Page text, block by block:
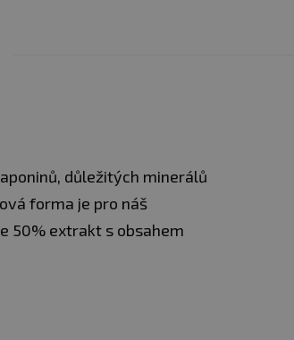
důležitých minerálů
forma je pro náš
50% extrakt s obsahem